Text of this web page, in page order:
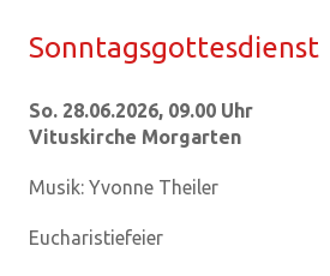
Sonn­tags­got­tes­dienst
So. 28.06.2026, 09.00 Uhr
Vituskirche Morgarten
Musik: Yvonne Theiler
Eucharistiefeier